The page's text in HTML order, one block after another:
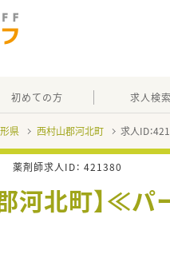
初めての方 求人検索
県 西村山郡河北町 求人ID：
薬剤師求人ID： 421380
郡河北町】≪